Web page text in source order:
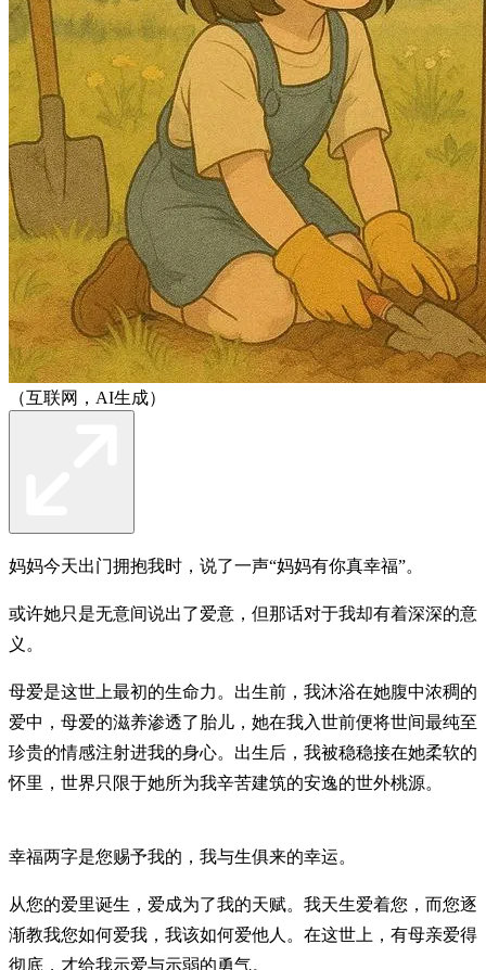
（互联网，AI生成）
妈妈今天出门拥抱我时，说了一声“妈妈有你真幸福”。
或许她只是无意间说出了爱意，但那话对于我却有着深深的意
义。
母爱是这世上最初的生命力。出生前，我沐浴在她腹中浓稠的
爱中，母爱的滋养渗透了胎儿，她在我入世前便将世间最纯至
珍贵的情感注射进我的身心。出生后，我被稳稳接在她柔软的
怀里，世界只限于她所为我辛苦建筑的安逸的世外桃源。
幸福两字是您赐予我的，我与生俱来的幸运。
从您的爱里诞生，爱成为了我的天赋。我天生爱着您，而您逐
渐教我您如何爱我，我该如何爱他人。在这世上，有母亲爱得
彻底，才给我示爱与示弱的勇气。